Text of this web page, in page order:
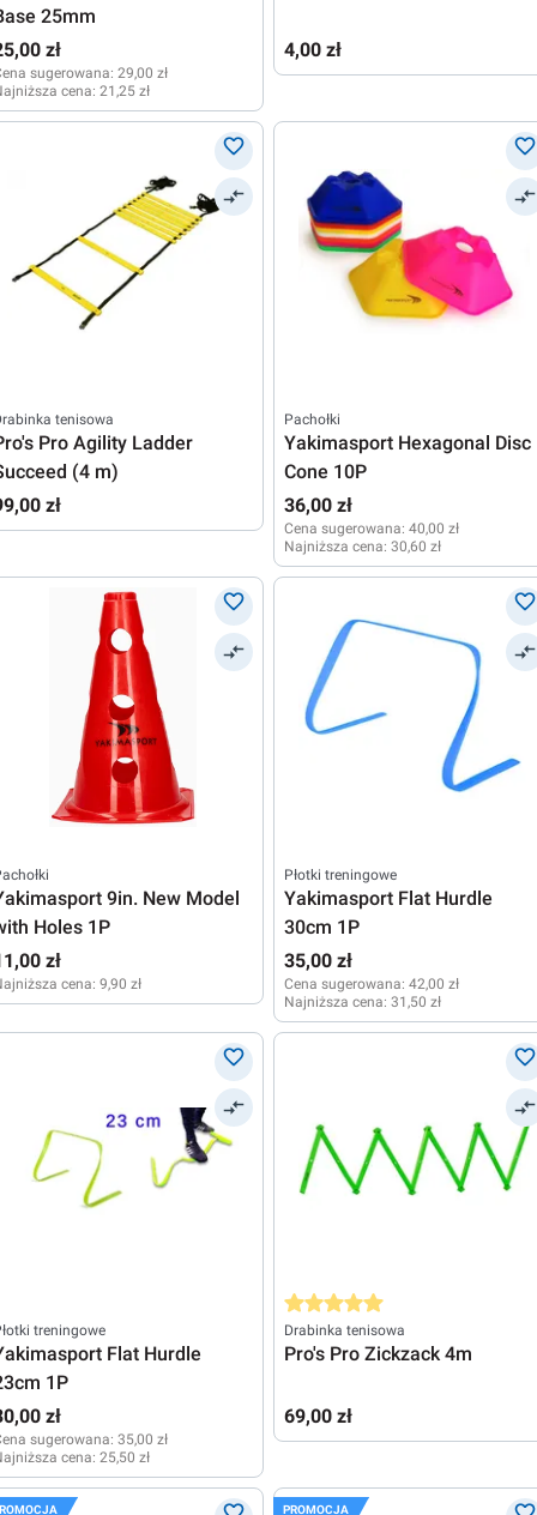
25mm
zł
sugerowana: 29,00 zł
cena: 21,25 zł
4,00 zł
tenisowa
Pro Agility Ladder
(4 m)
zł
Pachołki
Yakimasport Hexagonal Disc
Cone 10P
36,00 zł
Cena sugerowana: 40,00 zł
Najniższa cena: 30,60 zł
9in. New Model
Holes 1P
zł
cena: 9,90 zł
Płotki treningowe
Yakimasport Flat Hurdle
30cm 1P
35,00 zł
Cena sugerowana: 42,00 zł
Najniższa cena: 31,50 zł
treningowe
Flat Hurdle
1P
zł
sugerowana: 35,00 zł
cena: 25,50 zł
Średnia ocena 5 z 5 gwiazdek
Drabinka tenisowa
Pro's Pro Zickzack 4m
69,00 zł
PROMOCJA